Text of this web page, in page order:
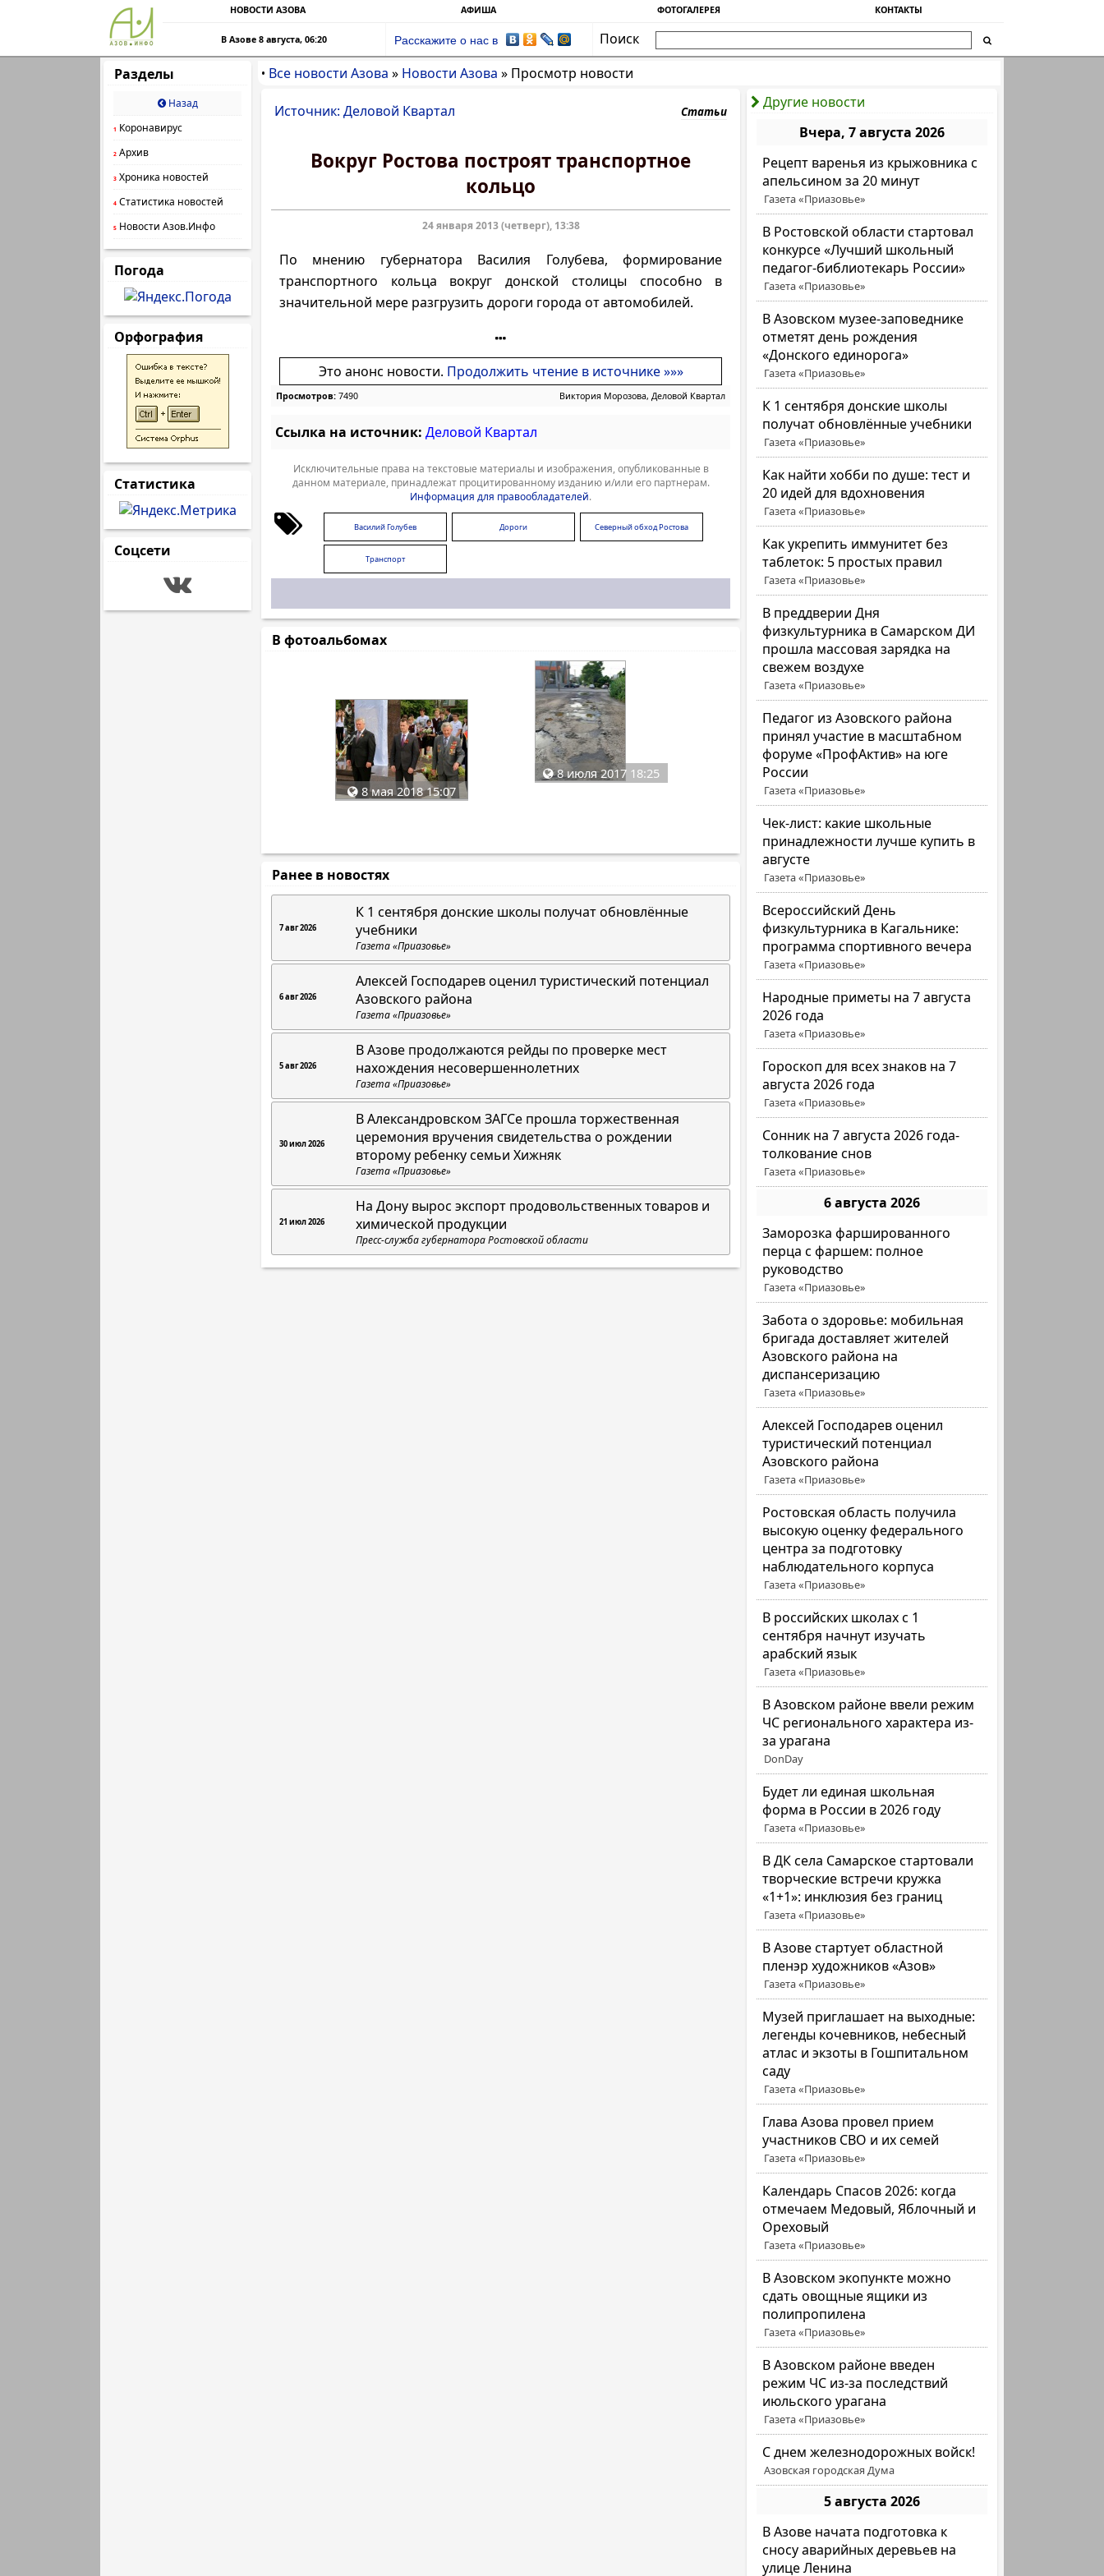
НОВОСТИ АЗОВА АФИША ФОТОГАЛЕРЕЯ КОНТАКТЫ
В Азове 8 августа, 06:20 Расскажите о нас в
Поиск
Разделы
Назад
1 Коронавирус
2 Архив
3 Хроника новостей
4 Статистика новостей
5 Новости Азов.Инфо
Погода
Орфография
Статистика
Соцсети
• Все новости Азова » Новости Азова » Просмотр новости
Другие новости
Вчера, 7 августа 2026
Рецепт варенья из крыжовника с
апельсином за 20 минут
Газета «Приазовье»
В Ростовской области стартовал
конкурсе «Лучший школьный
педагог-библиотекарь России»
Газета «Приазовье»
В Азовском музее-заповеднике
отметят день рождения
«Донского единорога»
Газета «Приазовье»
К 1 сентября донские школы
получат обновлённые учебники
Газета «Приазовье»
Как найти хобби по душе: тест и
20 идей для вдохновения
Газета «Приазовье»
Как укрепить иммунитет без
таблеток: 5 простых правил
Газета «Приазовье»
В преддверии Дня
физкультурника в Самарском ДИ
прошла массовая зарядка на
свежем воздухе
Газета «Приазовье»
Педагог из Азовского района
принял участие в масштабном
форуме «ПрофАктив» на юге
России
Газета «Приазовье»
Чек-лист: какие школьные
принадлежности лучше купить в
августе
Газета «Приазовье»
Всероссийский День
физкультурника в Кагальнике:
программа спортивного вечера
Газета «Приазовье»
Народные приметы на 7 августа
2026 года
Газета «Приазовье»
Гороскоп для всех знаков на 7
августа 2026 года
Газета «Приазовье»
Сонник на 7 августа 2026 года-
толкование снов
Газета «Приазовье»
6 августа 2026
Заморозка фаршированного
перца с фаршем: полное
руководство
Газета «Приазовье»
Забота о здоровье: мобильная
бригада доставляет жителей
Азовского района на
диспансеризацию
Газета «Приазовье»
Алексей Господарев оценил
туристический потенциал
Азовского района
Газета «Приазовье»
Ростовская область получила
высокую оценку федерального
центра за подготовку
наблюдательного корпуса
Газета «Приазовье»
В российских школах с 1
сентября начнут изучать
арабский язык
Газета «Приазовье»
В Азовском районе ввели режим
ЧС регионального характера из-
за урагана
DonDay
Будет ли единая школьная
форма в России в 2026 году
Газета «Приазовье»
В ДК села Самарское стартовали
творческие встречи кружка
«1+1»: инклюзия без границ
Газета «Приазовье»
В Азове стартует областной
пленэр художников «Азов»
Газета «Приазовье»
Музей приглашает на выходные:
легенды кочевников, небесный
атлас и экзоты в Гошпитальном
саду
Газета «Приазовье»
Глава Азова провел прием
участников СВО и их семей
Газета «Приазовье»
Календарь Спасов 2026: когда
отмечаем Медовый, Яблочный и
Ореховый
Газета «Приазовье»
В Азовском экопункте можно
сдать овощные ящики из
полипропилена
Газета «Приазовье»
В Азовском районе введен
режим ЧС из-за последствий
июльского урагана
Газета «Приазовье»
С днем железнодорожных войск!
Азовская городская Дума
5 августа 2026
В Азове начата подготовка к
сносу аварийных деревьев на
улице Ленина
Источник: Деловой Квартал Статьи
Вокруг Ростова построят транспортное
кольцо
24 января 2013 (четверг), 13:38
По мнению губернатора Василия Голубева, формирование
транспортного кольца вокруг донской столицы способно в
значительной мере разгрузить дороги города от автомобилей.
Это анонс новости. Продолжить чтение в источнике »»»
Просмотров: 7490 Виктория Морозова, Деловой Квартал
Ссылка на источник: Деловой Квартал
Исключительные права на текстовые материалы и изображения, опубликованные в
данном материале, принадлежат процитированному изданию и/или его партнерам.
Информация для правообладателей.
Василий Голубев Дороги Северный обход Ростова
Транспорт
В фотоальбомах
8 мая 2018 15:07
8 июля 2017 18:25
Ранее в новостях
7 авг 2026
К 1 сентября донские школы получат обновлённые
учебники
Газета «Приазовье»
6 авг 2026
Алексей Господарев оценил туристический потенциал
Азовского района
Газета «Приазовье»
5 авг 2026
В Азове продолжаются рейды по проверке мест
нахождения несовершеннолетних
Газета «Приазовье»
30 июл 2026
В Александровском ЗАГСе прошла торжественная
церемония вручения свидетельства о рождении
второму ребенку семьи Хижняк
Газета «Приазовье»
21 июл 2026
На Дону вырос экспорт продовольственных товаров и
химической продукции
Пресс-служба губернатора Ростовской области